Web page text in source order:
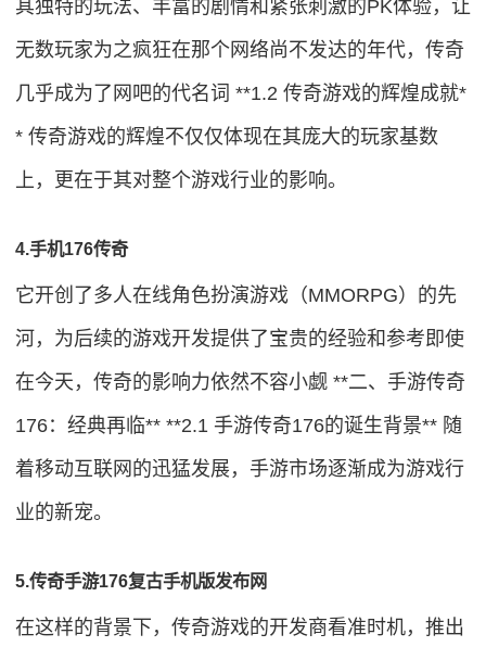
其独特的玩法、丰富的剧情和紧张刺激的PK体验，让
无数玩家为之疯狂在那个网络尚不发达的年代，传奇
几乎成为了网吧的代名词 **1.2 传奇游戏的辉煌成就*
* 传奇游戏的辉煌不仅仅体现在其庞大的玩家基数
上，更在于其对整个游戏行业的影响。
4.手机176传奇
它开创了多人在线角色扮演游戏（MMORPG）的先
河，为后续的游戏开发提供了宝贵的经验和参考即使
在今天，传奇的影响力依然不容小觑 **二、手游传奇
176：经典再临** **2.1 手游传奇176的诞生背景** 随
着移动互联网的迅猛发展，手游市场逐渐成为游戏行
业的新宠。
5.传奇手游176复古手机版发布网
在这样的背景下，传奇游戏的开发商看准时机，推出